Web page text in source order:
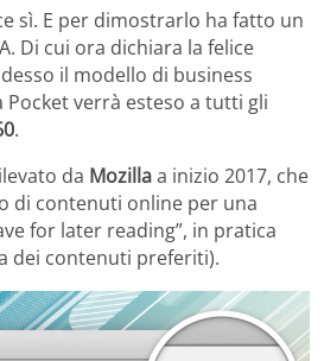
sì. E per dimostrarlo ha fatto un
Di cui ora dichiara la felice
il modello di business
verrà esteso a tutti gli
.
da Mozillaa inizio 2017, che
di contenuti online per una
for later reading”, in pratica
dei contenuti preferiti).